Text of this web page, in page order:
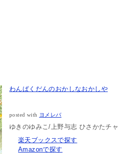
わんぱくだんのおかしなおかしや
posted with ヨメレバ
ゆきのゆみこ/上野与志 ひさかたチ
楽天ブックスで探す
Amazonで探す